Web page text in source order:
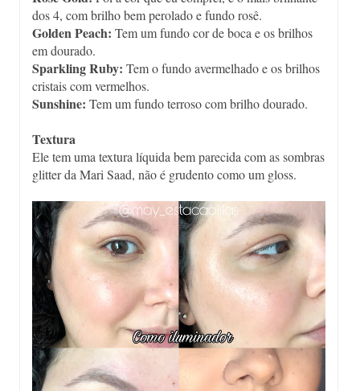
dos 4, com brilho bem perolado e fundo rosê.
Golden Peach: Tem um fundo cor de boca e os brilhos
em dourado.
Sparkling Ruby: Tem o fundo avermelhado e os brilhos
cristais com vermelhos.
Sunshine: Tem um fundo terroso com brilho dourado.
Textura
Ele tem uma textura líquida bem parecida com as sombras
glitter da Mari Saad, não é grudento como um gloss.